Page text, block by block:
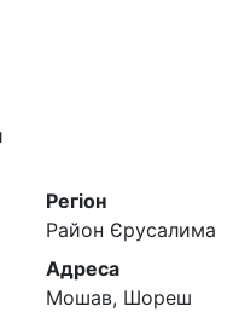
Регіон
Район Єрусалима
Адреса
Мошав, Шореш